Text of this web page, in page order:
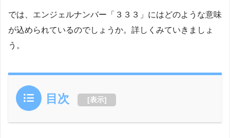
では、エンジェルナンバー「３３３」にはどのような意味
が込められているのでしょうか。詳しくみていきましょ
う。
目次 [表示]